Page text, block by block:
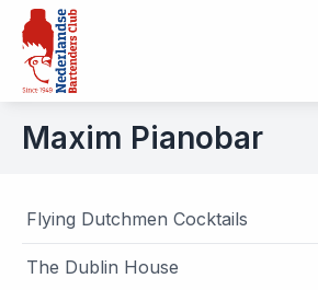
Maxim Pianobar
Flying Dutchmen Cocktails
The Dublin House